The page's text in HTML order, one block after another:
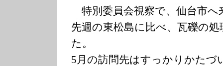
特別委員会視察で、仙台市へ
先週の東松島に比べ、瓦礫の
た。
5月の訪問先はすっかりかたづ